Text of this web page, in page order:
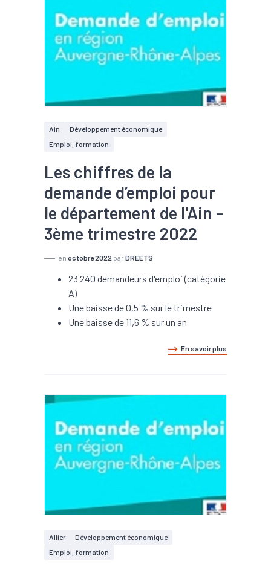
Ain
Développement économique
Emploi, formation
Les chiffres de la
demande d’emploi pour
le département de l'Ain -
3ème trimestre 2022
en octobre 2022 par DREETS
23 240 demandeurs d'emploi (catégorie
A)
Une baisse de 0,5 % sur le trimestre
Une baisse de 11,6 % sur un an
En savoir plus
Allier
Développement économique
Emploi, formation